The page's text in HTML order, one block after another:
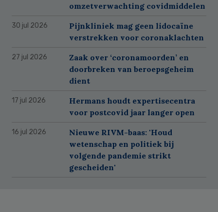
omzetverwachting covidmiddelen
30 jul 2026
Pijnkliniek mag geen lidocaïne
verstrekken voor coronaklachten
27 jul 2026
Zaak over ‘coronamoorden’ en
doorbreken van beroepsgeheim
dient
17 jul 2026
Hermans houdt expertisecentra
voor postcovid jaar langer open
16 jul 2026
Nieuwe RIVM-baas: 'Houd
wetenschap en politiek bij
volgende pandemie strikt
gescheiden'